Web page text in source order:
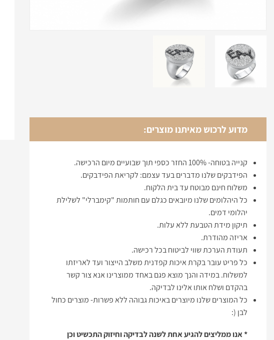
מדוע לרכוש מאיתנו מוצרים:
קנייה בטוחה- 100% החזר כספי תוך שבועיים מיום הרכישה.
הפידבקים שלנו מדברים בעד עצמם: לקריאת הפידבקים.
משלוח חינם מבוטח עד בית הלקוח.
כל היהלומים שלנו מיובאים כגלם עם חותמות "קימברלי" לשלילת
יהלומי דמים.
תיקון מידת הטבעת ללא עלות.
אריזה מהודרת.
תעודת הערכת שווי לביטוח בכל רכישה.
כל פריט עובר בקרת איכות קפדנית משלב הייצור ועד לאריזתו
למשלוח. במידה והנך מוצא פגם באחד ממוצרינו אנא צור קשר
בהקדם ושלח אותו אלינו לבדיקה.
כל המוצרים שלנו מיוצרים באיכות גבוהה ללא פשרות- מוצרים כחול
לבן (:
* אנו ממליצים להגיע אחת לשנה לבדיקה וחיזוק התכשיט וכן